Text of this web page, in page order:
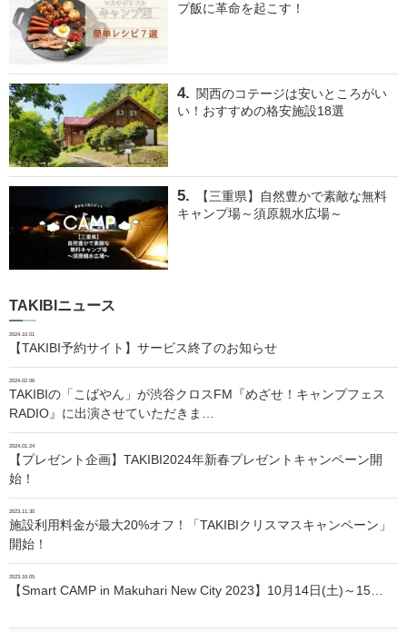
プ飯に革命を起こす！
関西のコテージは安いところがい
い！おすすめの格安施設18選
【三重県】自然豊かで素敵な無料
キャンプ場～須原親水広場～
TAKIBIニュース
2024.10.01
【TAKIBI予約サイト】サービス終了のお知らせ
2024.02.06
TAKIBIの「こばやん」が渋谷クロスFM『めざせ！キャンプフェス
RADIO』に出演させていただきま…
2024.01.24
【プレゼント企画】TAKIBI2024年新春プレゼントキャンペーン開
始！
2023.11.30
施設利用料金が最大20%オフ！「TAKIBIクリスマスキャンペーン」
開始！
2023.10.05
【Smart CAMP in Makuhari New City 2023】10月14日(土)～15…